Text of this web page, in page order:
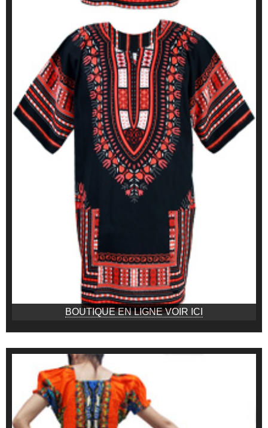
BOUTIQUE EN LIGNE VOIR ICI